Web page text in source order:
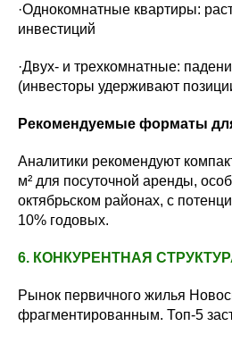
·Однокомнатные квартиры:
инвестиций
·Двух- и трехкомнатные:
(инвесторы удерживают
Рекомендуемые форматы
Аналитики рекомендуют
м² для посуточной аренды,
октябрьском районах, с
10% годовых.
6. КОНКУРЕНТНАЯ
Рынок первичного жилья
фрагментированным. Топ-5